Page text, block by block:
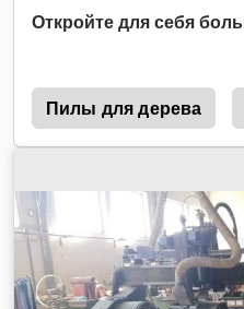
Dkjdpfewvimfsx Alfsr - Мин./
диаметр: 10-45 мм - Мотор: 3
Откройте для себя
Пилы для дерева